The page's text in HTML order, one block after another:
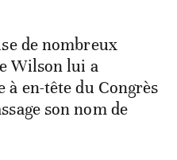
de nombreux
Wilson lui a
en-tête du Congrès
son nom de